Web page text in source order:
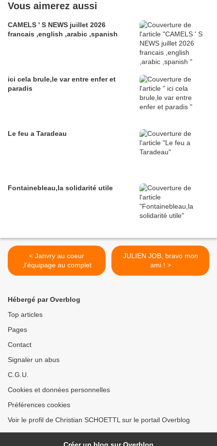
Vous aimerez aussi
CAMELS ' S NEWS juillet 2026
francais ,english ,arabic ,spanish
ici cela brule,le var entre enfer et
paradis
Le feu a Taradeau
Fontainebleau,la solidarité utile
< Janvry au coeur
,l'équipage au complet
JULIEN JOB, bravo mon
ami ! >
Hébergé par Overblog
Top articles
Pages
Contact
Signaler un abus
C.G.U.
Cookies et données personnelles
Préférences cookies
Voir le profil de Christian SCHOETTL sur le portail Overblog